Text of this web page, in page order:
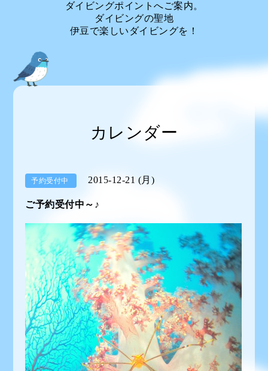
ダイビングポイントへご案内。
ダイビングの聖地
伊豆で楽しいダイビングを！
カレンダー
予約受付中 2015-12-21 (月)
ご予約受付中～♪